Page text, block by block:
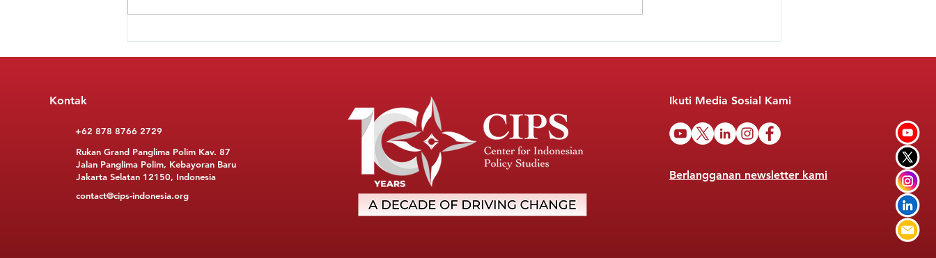
Kontak
+62 878 8766 2729
Rukan Grand Panglima Polim Kav. 87
Jalan Panglima Polim, Kebayoran Baru
Jakarta Selatan 12150, Indonesia
contact@cips-indonesia.org
Ikuti Media Sosial Kami
Berlangganan newsletter kami